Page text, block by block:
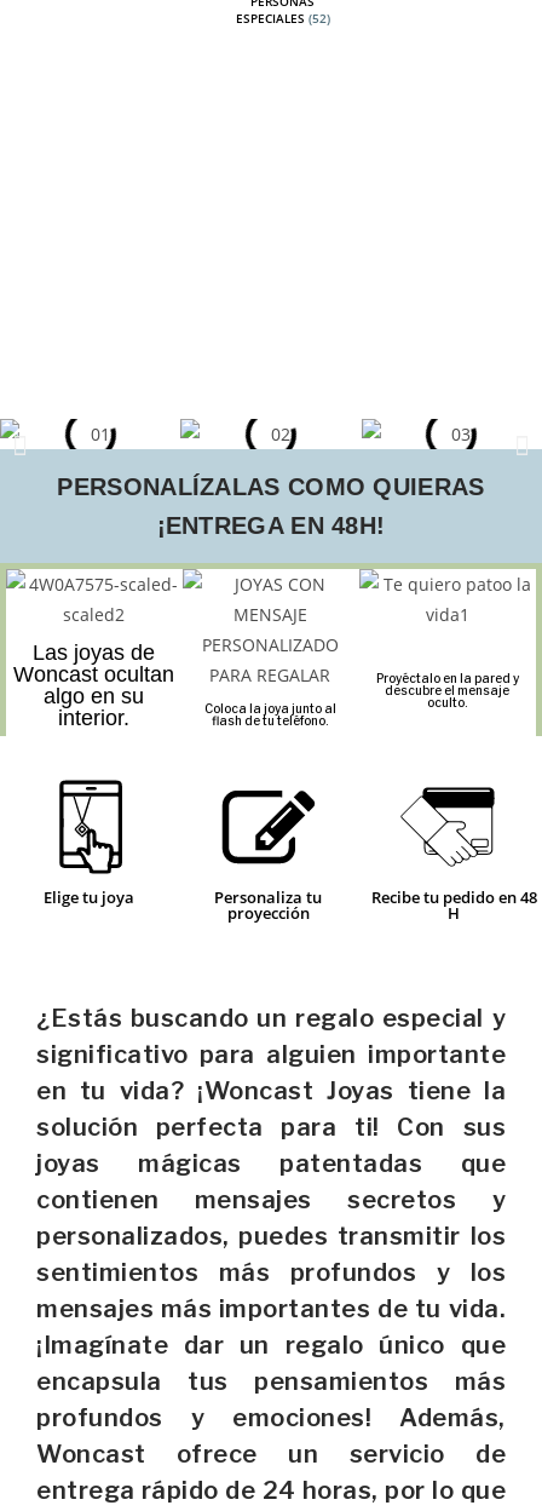
ESPECIALES (52)
PERSONALÍZALAS COMO QUIERAS
¡ENTREGA EN 48H!
Las joyas de
Woncast ocultan
algo en su
interior.
Coloca la joya junto al
flash de tu teléfono.
Proyéctalo en la pared y
descubre el mensaje
oculto.
Elige tu joya Personaliza tu
proyección
Recibe tu pedido en 48
H
¿Estás buscando un regalo especial y
significativo para alguien importante
en tu vida? ¡Woncast Joyas tiene la
solución perfecta para ti! Con sus
joyas mágicas patentadas que
contienen mensajes secretos y
personalizados, puedes transmitir los
sentimientos más profundos y los
mensajes más importantes de tu vida.
¡Imagínate dar un regalo único que
encapsula tus pensamientos más
profundos y emociones! Además,
Woncast ofrece un servicio de
entrega rápido de 24 horas, por lo que